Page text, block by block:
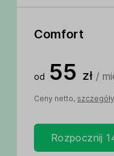
Comfort
od 55 zł /
Ceny netto,
Rozpocznij